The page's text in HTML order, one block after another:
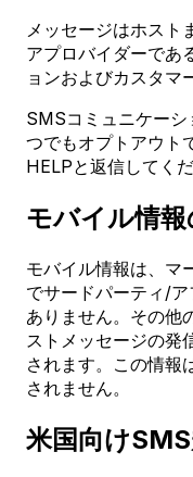
メッセージはホスト
アプロバイダーであ
ョンおよびカスタマ
SMSコミュニケー
つでもオプトアウト
HELPと返信してくだ
モバイル情
モバイル情報は、マ
でサードパーティ/
ありません。その他
ストメッセージの発
されます。この情報
されません。
米国向け